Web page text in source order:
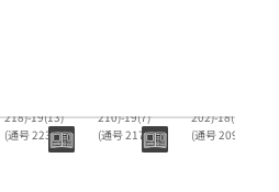
218)-19(13)
(通号 223)
19650800-
210)-19(7)
(通号 217)
19641200-
202)-18(12)
(通号 209)